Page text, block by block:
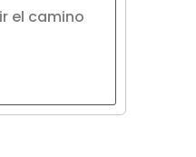
el camino